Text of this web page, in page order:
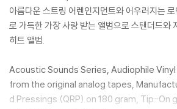
아름다운 스트링 어렌인지먼트와 어우러지는
로 가득한 가장 사랑 받는 앨범으로 스탠더드와
히트 앨범.
Acoustic Sounds Series, Audiophile
from the original analog tapes,
d Pressings (QRP) on 180 gram, Tip-